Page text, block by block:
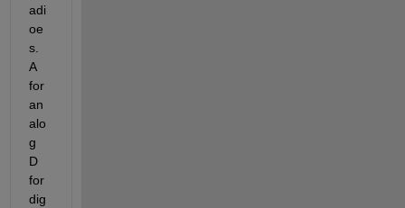
adi
oe
s.
A
for
an
alo
g
D
for
dig